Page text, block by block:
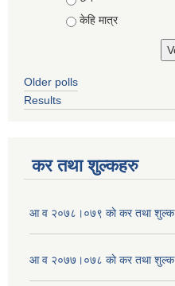
केहि मात्र
Older polls
Results
कर तथा शुल्कहरु
आ व २०७८।०७९ काे कर तथा शुल्क
आ व २०७७।०७८ काे कर तथा शुल्क